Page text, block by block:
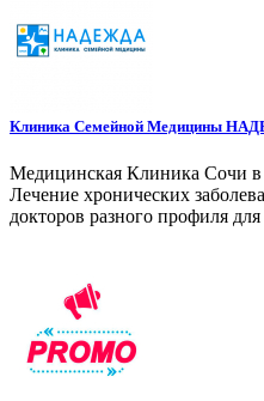
Клиника Семейной Медицины
Медицинская Клиника Сочи в
Лечение хронических
докторов разного профиля